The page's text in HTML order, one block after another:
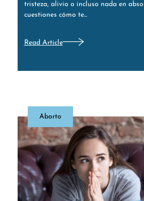
tristeza, alivio o incluso nada en
cuestiones cómo te...
Read Article
Aborto